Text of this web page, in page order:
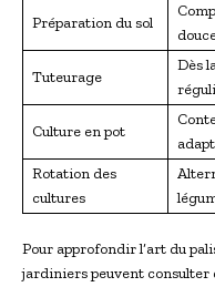
Préparation du sol
Tuteurage
Dès
Culture en pot
Rotation des
cultures
Pour approfondir l’art du
jardiniers peuvent consulter